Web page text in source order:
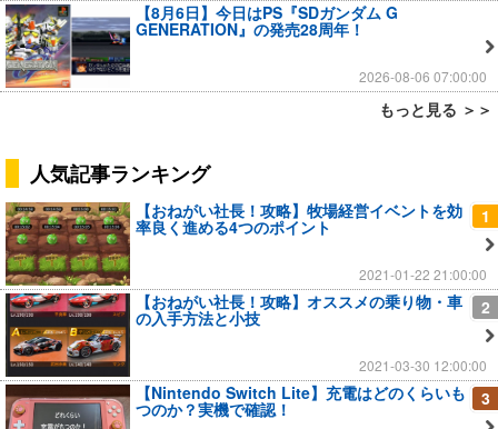
【8月6日】今日はPS『SDガンダム G
GENERATION』の発売28周年！
2026-08-06 07:00:00
もっと見る ＞＞
人気記事ランキング
1
【おねがい社長！攻略】牧場経営イベントを効
率良く進める4つのポイント
2021-01-22 21:00:00
2
【おねがい社長！攻略】オススメの乗り物・車
の入手方法と小技
2021-03-30 12:00:00
3
【Nintendo Switch Lite】充電はどのくらいも
つのか？実機で確認！